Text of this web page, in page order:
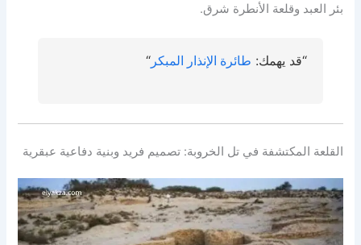
بئر العبد وقلعة الأنطرة شرق.
“قد يهمك: طائرة الإنذار المبكر “
القلعة المكتشفة في تل الخروبة: تصميم فريد وبنية دفاعية عبقرية